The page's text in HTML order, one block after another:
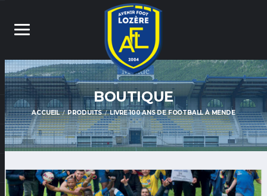
BOUTIQUE
ACCUEIL PRODUITS LIVRE 100 ANS DE FOOTBALL À MENDE